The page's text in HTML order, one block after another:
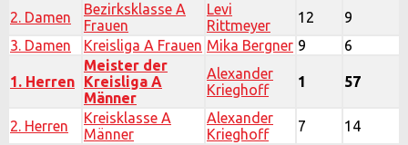
2. Damen
Bezirksklasse A
Frauen
Levi
Rittmeyer
12
9
3. Damen
Kreisliga A Frauen Mika Bergner 9 6
1. Herren
Meister der
Kreisliga A
Männer
Alexander
Krieghoff
1 57
2. Herren
Kreisklasse A
Männer
Alexander
Krieghoff
7
14